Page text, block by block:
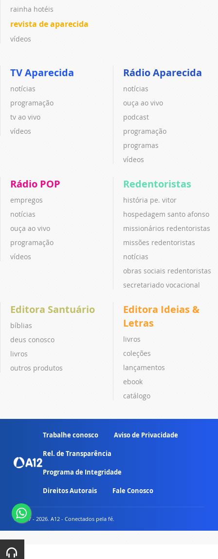
rainha hotéis
revista de aparecida
vídeos
TV Aparecida
notícias
programação
tv ao vivo
vídeos
Rádio Aparecida
notícias
ouça ao vivo
podcast
programação
programas
vídeos
Rádio POP
empregos
notícias
ouça ao vivo
programação
vídeos
Redentoristas
história pe. vitor
hospedagem santo afonso
missionários redentoristas
missões redentoristas
notícias
obras sociais redentoristas
secretariado vocacional
Editora Santuário
bíblias
deus conosco
livros
outros produtos
Editora Ideias &
Letras
livros
coleções
lançamentos
ebook
catálogo
Trabalhe conosco Aviso de Privacidade
Rel. de Transparência
Programa de Integridade
Direitos Autorais Fale Conosco
© 2007 - 2026. A12 - Conectados pela fé.